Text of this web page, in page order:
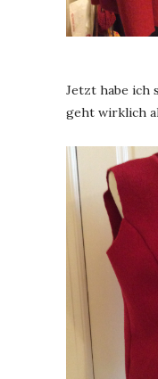
Jetzt habe ich
geht wirklich